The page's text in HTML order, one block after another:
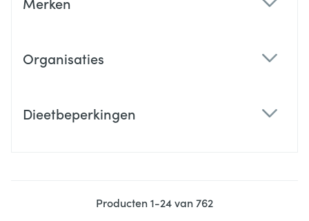
Organisaties
Dieetbeperkingen
Producten1-24van762